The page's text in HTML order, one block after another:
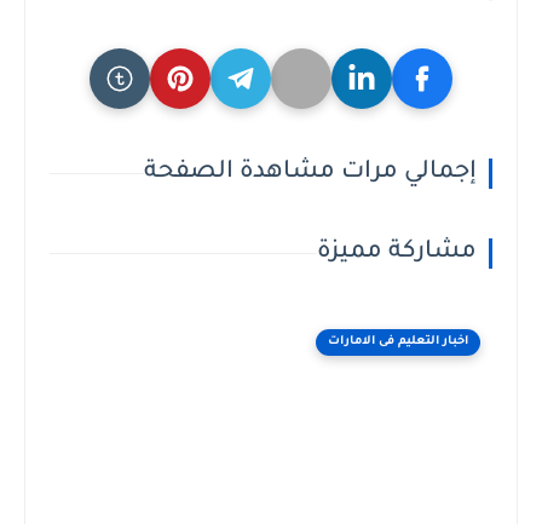
إجمالي مرات مشاهدة الصفحة
مشاركة مميزة
اخبار التعليم فى الامارات